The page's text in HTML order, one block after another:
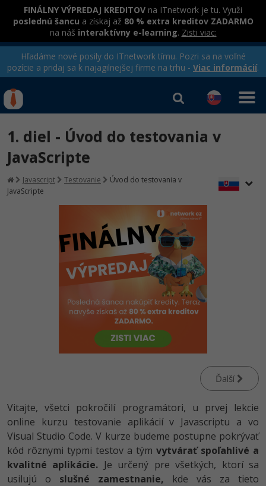
FINÁLNY VÝPREDAJ KREDITOV na ITnetwork je tu. Využi
poslednú šancu a získaj až 80 % extra kreditov ZADARMO
na náš interaktívny e-learning. Zisti viac:
Hľadáme nové posily do ITnetwork tímu. Pozri sa na voľné
pozície a pridaj sa k najagilnejšej firme na trhu - Viac informácií.
Kurzy Úrad Práce
Rekvalifikačné kurzy
hradené úradom práce
Kurzy programovania
C# .NET -80%
Python -80%
JavaScript -80%
Kotlin -80%
Céčko -80%
VB.NET
Prihlásiť sa Registrovať
1. diel - Úvod do testovania v
JavaScripte
Javascript Testovanie
Úvod do testovania v
JavaScripte
Ďalší
Vitajte, všetci pokročilí programátori, u prvej lekcie
online kurzu testovanie aplikácií v Javascriptu a vo
Visual Studio Code. V kurze budeme postupne pokrývať
kód rôznymi typmi testov a tým vytvárať spoľahlivé a
kvalitné aplikácie. Je určený pre všetkých, ktorí sa
usilujú o slušné zamestnanie, kde vás za tieto